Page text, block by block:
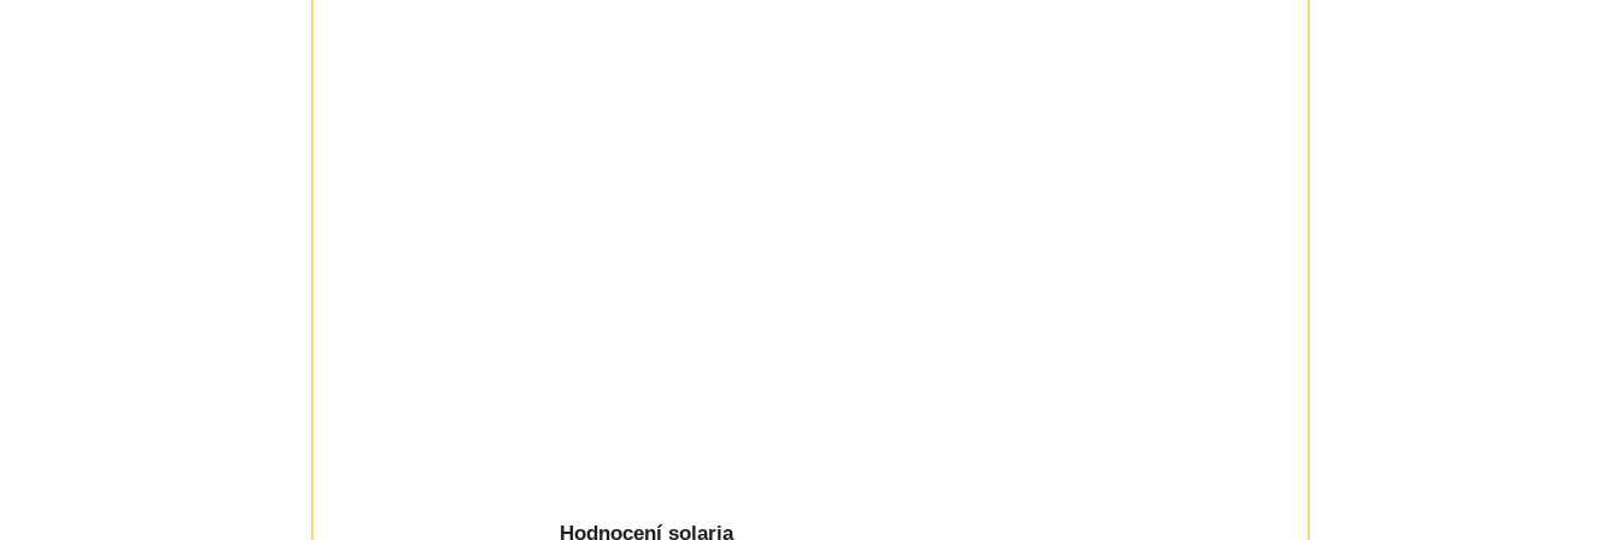
Hodnocení solaria